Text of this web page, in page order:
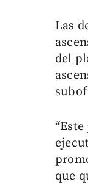
Las
del
que